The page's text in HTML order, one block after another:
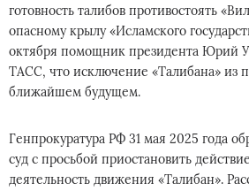
готовность талибов противостоять
опасному крылу «Исламского
октября помощник президента Юрий
ТАСС, что исключение «Талибана» из
ближайшем будущем.
Генпрокуратура РФ 31 мая 2025 года
суд с просьбой приостановить
деятельность движения «Талибан».